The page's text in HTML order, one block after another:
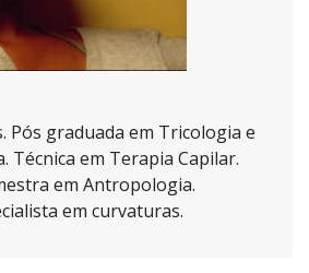
Pós graduada em Tricologia e
Técnica em Terapia Capilar.
em Antropologia.
em curvaturas.